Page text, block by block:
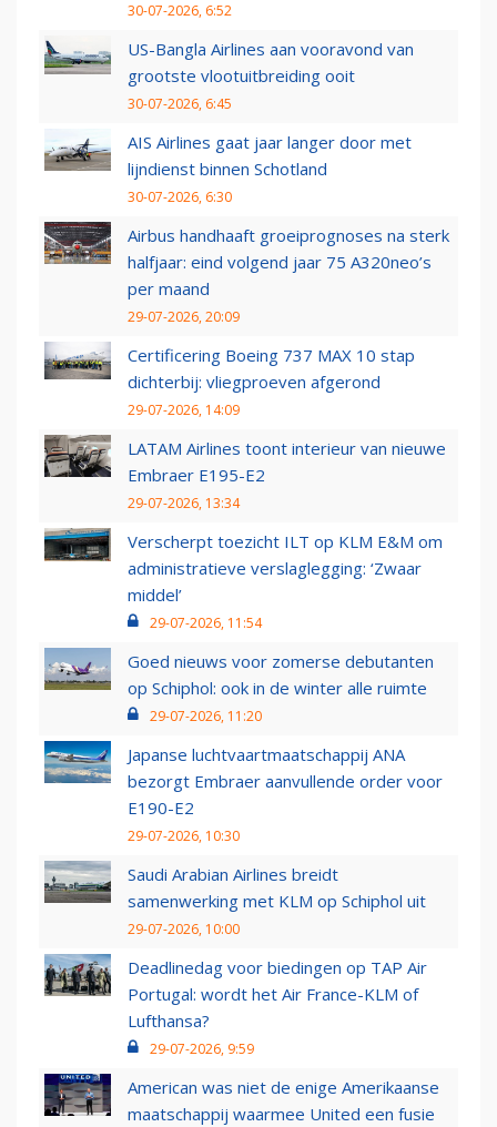
30-07-2026, 6:52
US-Bangla Airlines aan vooravond van
grootste vlootuitbreiding ooit
30-07-2026, 6:45
AIS Airlines gaat jaar langer door met
lijndienst binnen Schotland
30-07-2026, 6:30
Airbus handhaaft groeiprognoses na sterk
halfjaar: eind volgend jaar 75 A320neo’s
per maand
29-07-2026, 20:09
Certificering Boeing 737 MAX 10 stap
dichterbij: vliegproeven afgerond
29-07-2026, 14:09
LATAM Airlines toont interieur van nieuwe
Embraer E195-E2
29-07-2026, 13:34
Verscherpt toezicht ILT op KLM E&M om
administratieve verslaglegging: ‘Zwaar
middel’
29-07-2026, 11:54
Goed nieuws voor zomerse debutanten
op Schiphol: ook in de winter alle ruimte
29-07-2026, 11:20
Japanse luchtvaartmaatschappij ANA
bezorgt Embraer aanvullende order voor
E190-E2
29-07-2026, 10:30
Saudi Arabian Airlines breidt
samenwerking met KLM op Schiphol uit
29-07-2026, 10:00
Deadlinedag voor biedingen op TAP Air
Portugal: wordt het Air France-KLM of
Lufthansa?
29-07-2026, 9:59
American was niet de enige Amerikaanse
maatschappij waarmee United een fusie